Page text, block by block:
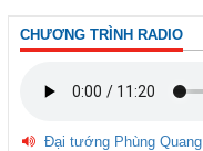
CHƯƠNG TRÌNH RADIO
Đại tướng Phùng